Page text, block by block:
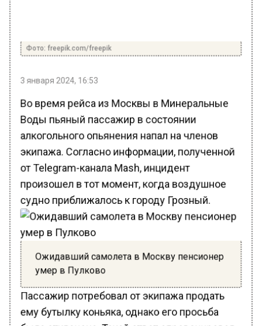
Фото: freepik.com/freepik
3 января 2024, 16:53
Во время рейса из Москвы в Минеральные
Воды пьяный пассажир в состоянии
алкогольного опьянения напал на членов
экипажа. Согласно информации, полученной
от Telegram-канала Mash, инцидент
произошел в тот момент, когда воздушное
судно приближалось к городу Грозный.
Ожидавший самолета в Москву пенсионер
умер в Пулково
Пассажир потребовал от экипажа продать
ему бутылку коньяка, однако его просьба